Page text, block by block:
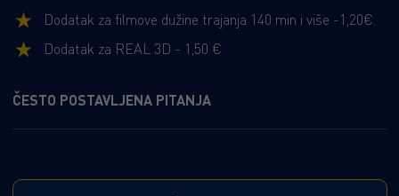
Dodatak za filmove dužine trajanja 140 min i više -1,20€.
Dodatak za REAL 3D - 1,50 €
ČESTO POSTAVLJENA PITANJA